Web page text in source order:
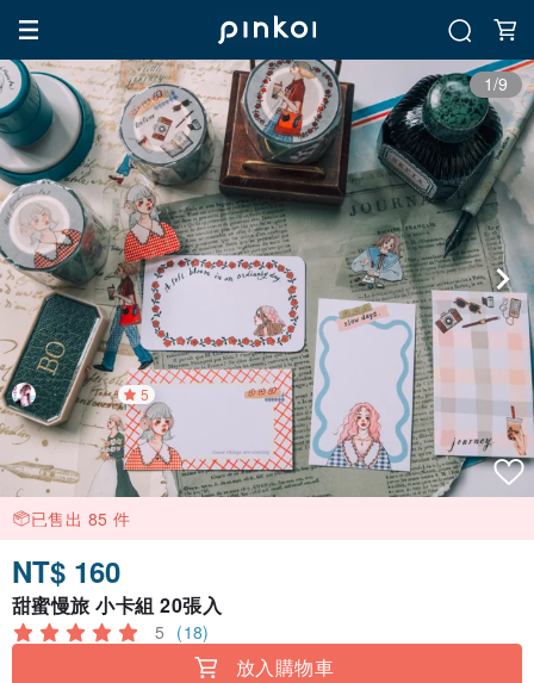
1/9
5
已售出 85 件
NT$ 160
甜蜜慢旅 小卡組 20張入
5 (18)
放入購物車